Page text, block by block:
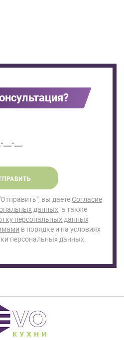
вы даете Согласие
данных, а также
персональных данных
в порядке и на условиях
персональных данных.